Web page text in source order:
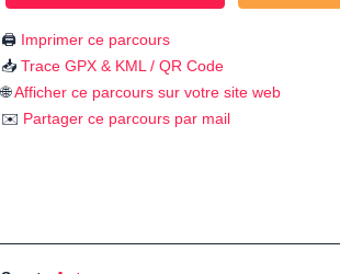
🖨️ Imprimer ce parcours
📥 Trace GPX & KML / QR Code
🌐Afficher ce parcours sur votre site web
✉️ Partager ce parcours par mail